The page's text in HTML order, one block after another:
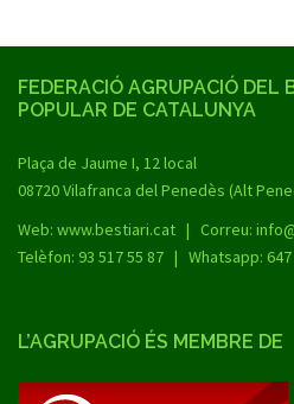
FEDERACIÓ AGRUPACIÓ DEL
POPULAR DE CATALUNYA
Plaça de Jaume I, 12 local
08720 Vilafranca del Penedès (Alt
Web: www.bestiari.cat | Correu:
Telèfon: 93 517 55 87 | Whatsapp: 647
L’AGRUPACIÓ ÉS MEMBRE DE